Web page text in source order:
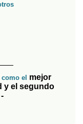
el mejor
y el segundo